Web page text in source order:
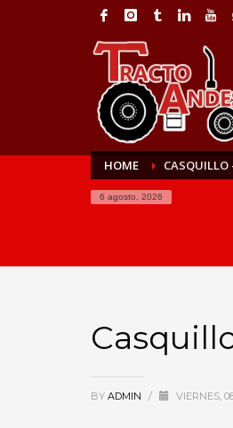
HOME CASQUILLO
6 agosto, 2026
BY ADMIN / VIERNES,